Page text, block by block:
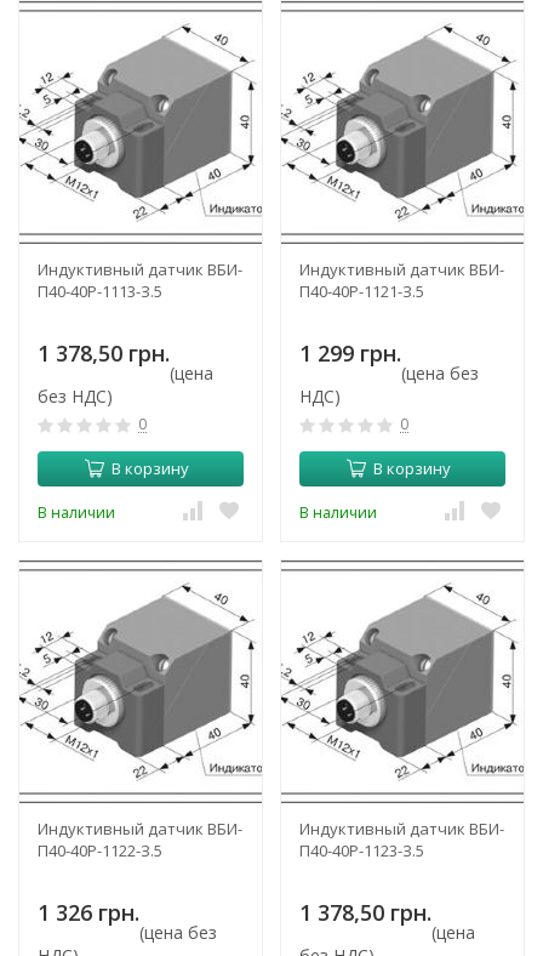
Индуктивный датчик ВБИ-
П40-40Р-1113-З.5
1 378,50 грн.
(цена
без НДС)
0
В корзину
В наличии
Индуктивный датчик ВБИ-
П40-40Р-1121-З.5
1 299 грн.
(цена без
НДС)
0
В корзину
В наличии
Индуктивный датчик ВБИ-
П40-40Р-1122-З.5
1 326 грн.
(цена без
Индуктивный датчик ВБИ-
П40-40Р-1123-З.5
1 378,50 грн.
(цена